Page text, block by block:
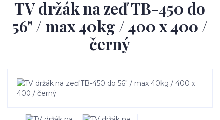
TV držák na zeď TB-450 do
56" / max 40kg / 400 x 400 /
černý